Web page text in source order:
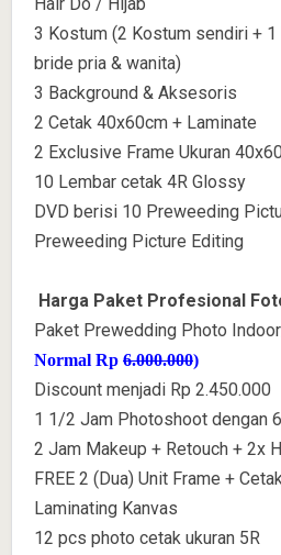
3 Kostum (2 Kostum sendiri +
bride pria & wanita)
3 Background & Aksesoris
2 Cetak 40x60cm + Laminate
2 Exclusive Frame Ukuran
10 Lembar cetak 4R Glossy
DVD berisi 10 Preweeding
Preweeding Picture Editing
Harga Paket Profesional
Paket Prewedding Photo
Normal Rp 6.000.000)
Discount menjadi Rp 2.450.000
1 1/2 Jam Photoshoot dengan
2 Jam Makeup + Retouch + 2x
FREE 2 (Dua) Unit Frame +
Laminating Kanvas
12 pcs photo cetak ukuran 5R